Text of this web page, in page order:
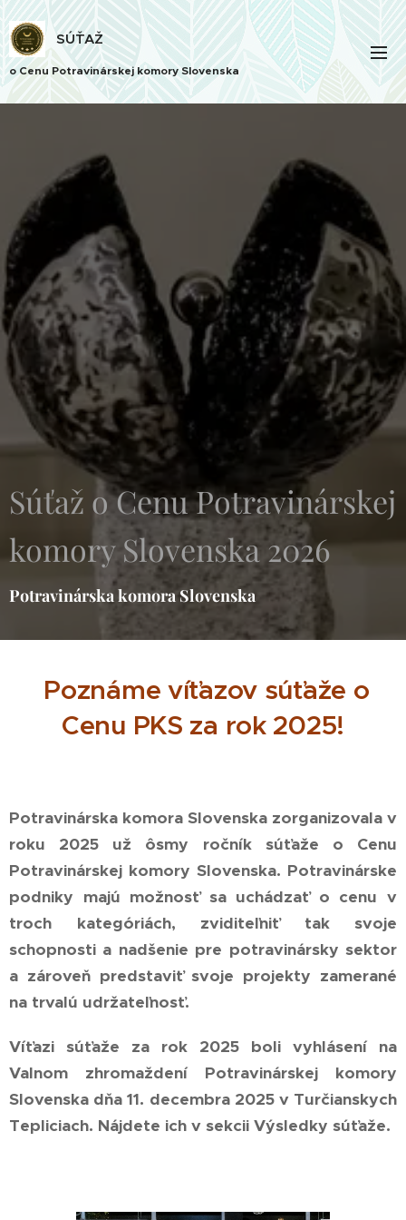
SÚŤAŽ
o Cenu Potravinárskej komory Slovenska
Súťaž o Cenu Potravinárskej
komory Slovenska 2026
Potravinárska komora Slovenska
Poznáme víťazov súťaže o
Cenu PKS za rok 2025!
Potravinárska komora Slovenska zorganizovala v
roku 2025 už ôsmy ročník súťaže o Cenu
Potravinárskej komory Slovenska. Potravinárske
podniky majú možnosť sa uchádzať o cenu v
troch kategóriách, zviditeľniť tak svoje
schopnosti a nadšenie pre potravinársky sektor
a zároveň predstaviť svoje projekty zamerané
na trvalú udržateľnosť.
Víťazi súťaže za rok 2025 boli vyhlásení na
Valnom zhromaždení Potravinárskej komory
Slovenska dňa 11. decembra 2025 v Turčianskych
Tepliciach. Nájdete ich v sekcii Výsledky súťaže.